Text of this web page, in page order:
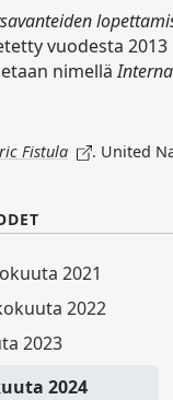
vuodesta
nimellä
Fistula . United
2021
2022
2023
2024